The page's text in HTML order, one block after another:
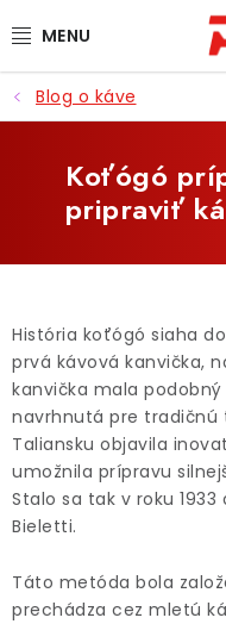
na
KÁVA
SYPANÉ ČAJE
CASCARA
POCHUTINY
PRE DETI
ZĽAVNENÉ PRODUKTY
O NÁS
DARČEKOVÉ BALENIA
Blog o káve
Koťógó
pripraviť
História koťógó siaha
prvá kávová kanvička,
kanvička mala
navrhnutá pre tradičnú
Taliansku objavila
umožnila prípravu
Stalo sa tak v roku
Bieletti.
Táto metóda bola
prechádza cez mletú